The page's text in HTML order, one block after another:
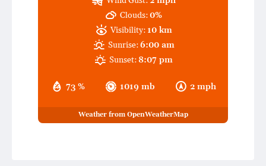
73 % 1019 mb 2 mph
Clouds:0%
Visibility: 10 km
Sunrise:6:00 am
Sunset:8:07 pm
Weather from OpenWeatherMap